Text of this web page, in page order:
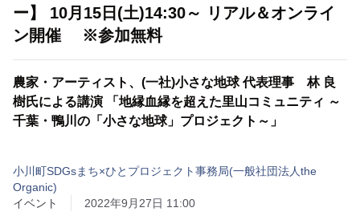
ー】 10月15日(土)14:30～ リアル＆オンライ
ン開催 ※参加無料
農家・アーティスト、(一社)小さな地球 代表理事 林 良
樹氏による講演 「地縁血縁を超えた里山コミュニティ ～
千葉・鴨川の「小さな地球」プロジェクト～」
小川町SDGsまち×ひとプロジェクト事務局(一般社団法人the
Organic)
イベント
2022年9月27日 11:00